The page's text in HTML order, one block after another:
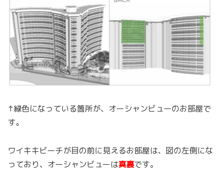
↑緑色になっている箇所が、オーシャンビューのお部屋で
す。
ワイキキビーチが目の前に見えるお部屋は、図の左側にな
っており、オーシャンビューは真裏です。